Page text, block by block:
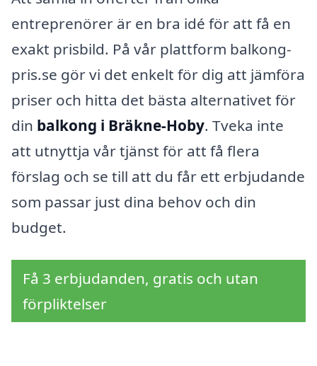
entreprenörer är en bra idé för att få en
exakt prisbild. På vår plattform balkong-
pris.se gör vi det enkelt för dig att jämföra
priser och hitta det bästa alternativet för
din balkong i Bräkne-Hoby. Tveka inte
att utnyttja vår tjänst för att få flera
förslag och se till att du får ett erbjudande
som passar just dina behov och din
budget.
Få 3 erbjudanden, gratis och utan
förpliktelser